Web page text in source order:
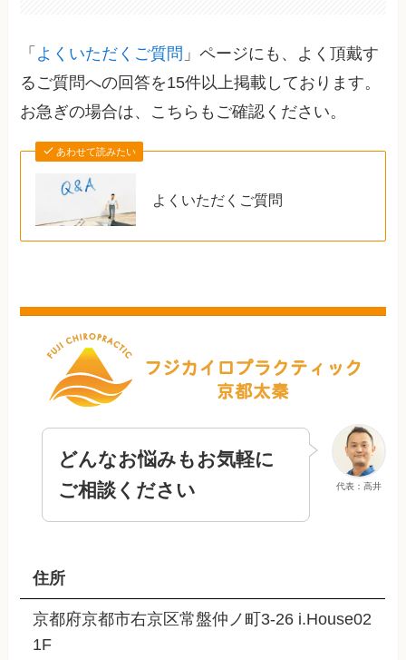
「 よくいただくご質問 」ページにも、よく頂戴す
るご質問への回答を15件以上掲載しております。
お急ぎの場合は、こちらもご確認ください。
あわせて読みたい
よくいただくご質問
代表：高井
どんなお悩みもお気軽に
ご相談ください
住所
京都府京都市右京区常盤仲ノ町3-26 i.House02
1F